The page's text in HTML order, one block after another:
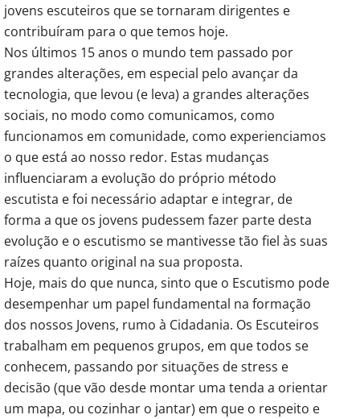
jovens escuteiros que se tornaram dirigentes e
contribuíram para o que temos hoje.
Nos últimos 15 anos o mundo tem passado por
grandes alterações, em especial pelo avançar da
tecnologia, que levou (e leva) a grandes alterações
sociais, no modo como comunicamos, como
funcionamos em comunidade, como experienciamos
o que está ao nosso redor. Estas mudanças
influenciaram a evolução do próprio método
escutista e foi necessário adaptar e integrar, de
forma a que os jovens pudessem fazer parte desta
evolução e o escutismo se mantivesse tão fiel às suas
raízes quanto original na sua proposta.
Hoje, mais do que nunca, sinto que o Escutismo pode
desempenhar um papel fundamental na formação
dos nossos Jovens, rumo à Cidadania. Os Escuteiros
trabalham em pequenos grupos, em que todos se
conhecem, passando por situações de stress e
decisão (que vão desde montar uma tenda a orientar
um mapa, ou cozinhar o jantar) em que o respeito e